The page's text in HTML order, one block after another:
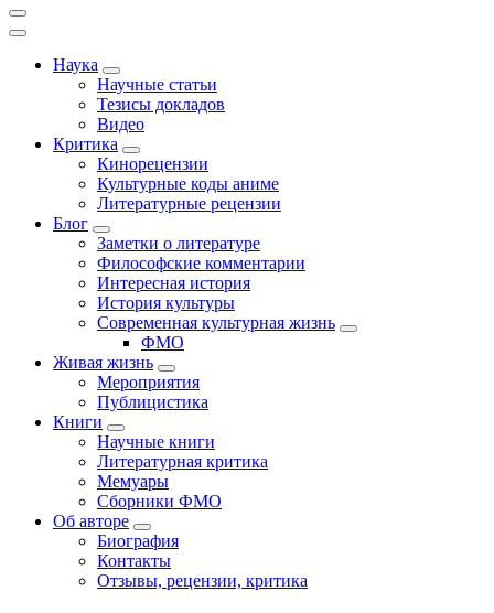
Наука
Научные статьи
Тезисы докладов
Видео
Критика
Кинорецензии
Культурные коды аниме
Литературные рецензии
Блог
Заметки о литературе
Философские комментарии
Интересная история
История культуры
Современная культурная жизнь
ФМО
Живая жизнь
Мероприятия
Публицистика
Книги
Научные книги
Литературная критика
Мемуары
Сборники ФМО
Об авторе
Биография
Контакты
Отзывы, рецензии, критика